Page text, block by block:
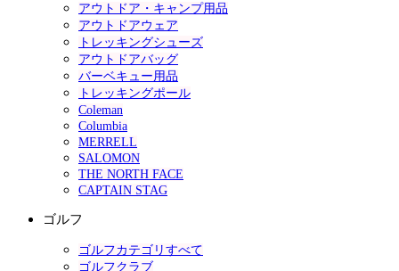
アウトドア・キャンプ用品
アウトドアウェア
トレッキングシューズ
アウトドアバッグ
バーベキュー用品
トレッキングポール
Coleman
Columbia
MERRELL
SALOMON
THE NORTH FACE
CAPTAIN STAG
ゴルフ
ゴルフカテゴリすべて
ゴルフクラブ